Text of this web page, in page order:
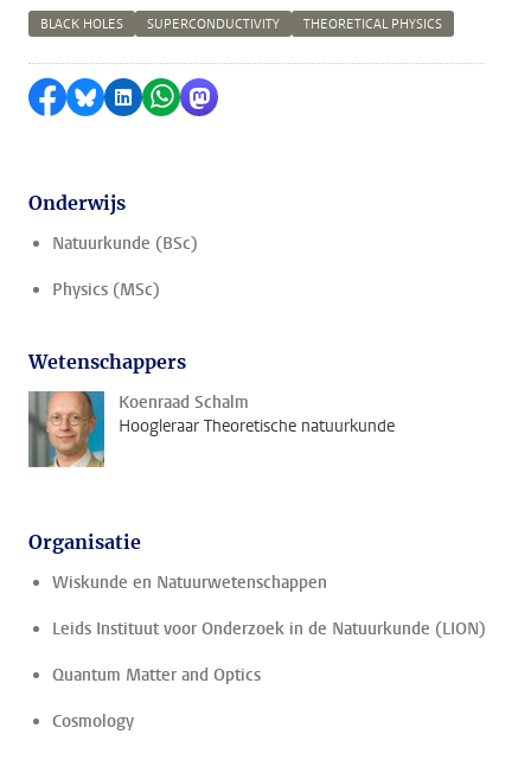
BLACK HOLES SUPERCONDUCTIVITY THEORETICAL PHYSICS
Delen op Facebook
Delen via Bluesky
Delen op LinkedIn
Delen via WhatsApp
Delen via Mastodon
Onderwijs
Natuurkunde (BSc)
Physics (MSc)
Wetenschappers
Koenraad Schalm
Hoogleraar Theoretische natuurkunde
Organisatie
Wiskunde en Natuurwetenschappen
Leids Instituut voor Onderzoek in de Natuurkunde (LION)
Quantum Matter and Optics
Cosmology